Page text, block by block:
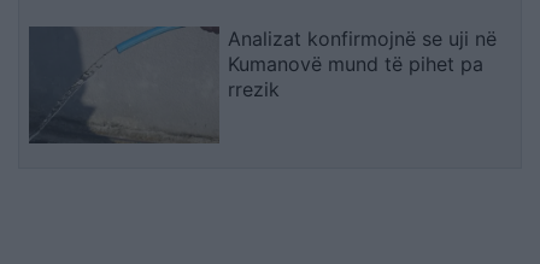
Analizat konfirmojnë se uji në
Kumanovë mund të pihet pa
rrezik